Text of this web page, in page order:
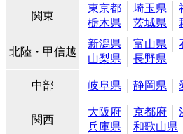
関東
東京都 埼玉県
栃木県
茨城県
北陸・甲信越
新潟県 富山県
山梨県
長野県
中部 岐阜県 静岡県
関西
大阪府 京都府
兵庫県
和歌山県